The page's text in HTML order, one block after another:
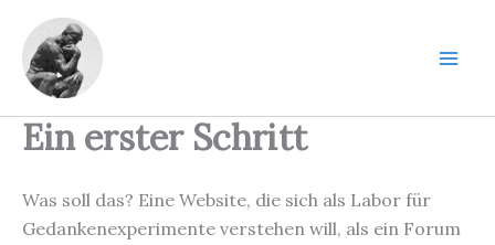
Inhalt
springen
Ein erster Schritt
Was soll das? Eine Website, die sich als Labor für
Gedankenexperimente verstehen will, als ein Forum